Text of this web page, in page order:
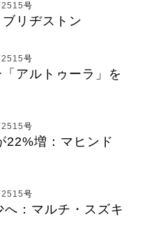
2515号
リヂストン
2515号
アルトゥーラ」を
2515号
22%増：マヒンド
2515号
：マルチ・スズキ